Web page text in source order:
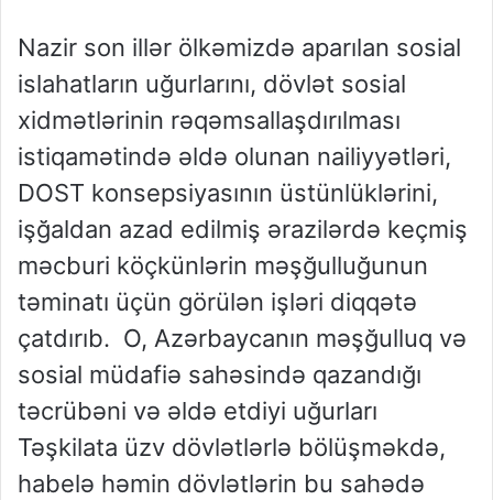
Nazir son illər ölkəmizdə aparılan sosial
islahatların uğurlarını, dövlət sosial
xidmətlərinin rəqəmsallaşdırılması
istiqamətində əldə olunan nailiyyətləri,
DOST konsepsiyasının üstünlüklərini,
işğaldan azad edilmiş ərazilərdə keçmiş
məcburi köçkünlərin məşğulluğunun
təminatı üçün görülən işləri diqqətə
çatdırıb. O, Azərbaycanın məşğulluq və
sosial müdafiə sahəsində qazandığı
təcrübəni və əldə etdiyi uğurları
Təşkilata üzv dövlətlərlə bölüşməkdə,
habelə həmin dövlətlərin bu sahədə